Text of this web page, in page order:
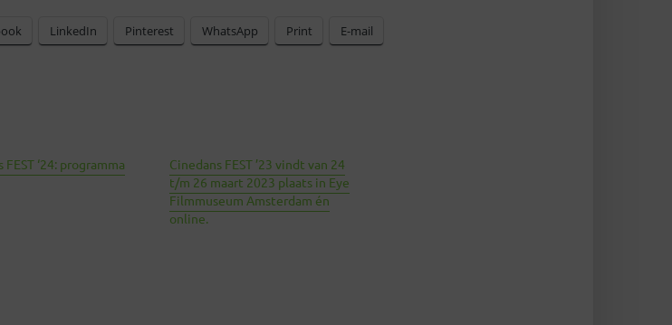
LinkedIn Pinterest WhatsApp Print E-mail
FEST ‘24: programma
Cinedans FEST ’23 vindt van 24
t/m 26 maart 2023 plaats in Eye
Filmmuseum Amsterdam én
online.